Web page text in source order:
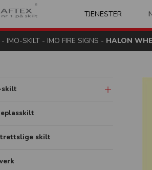
- nr 1 på
TJENESTER
- IMO-SKILT - IMO FIRE SIGNS - HALON
skilt
og fare
skilt